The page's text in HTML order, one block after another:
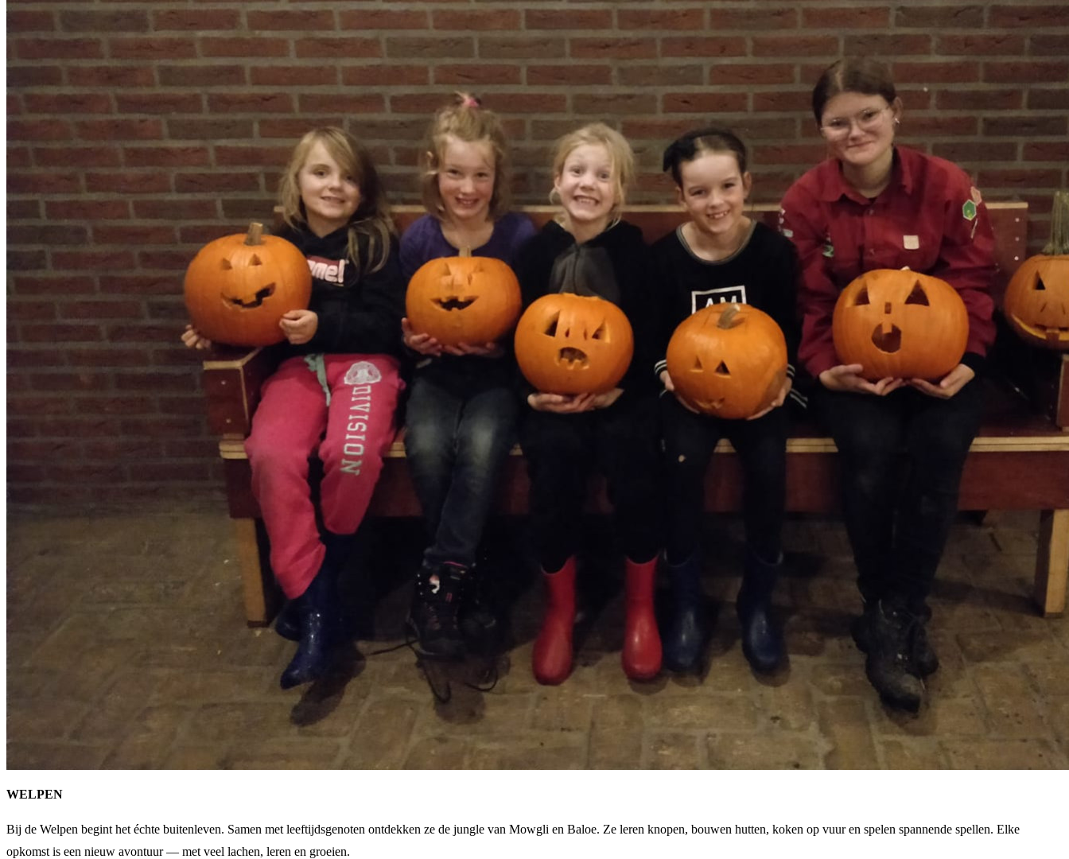
WELPEN
Bij de Welpen begint het échte buitenleven. Samen met leeftijdsgenoten ontdekken ze de jungle van Mowgli en Baloe. Ze leren knopen, bouwen hutten, koken op vuur en spelen spannende spellen. Elke
opkomst is een nieuw avontuur — met veel lachen, leren en groeien.